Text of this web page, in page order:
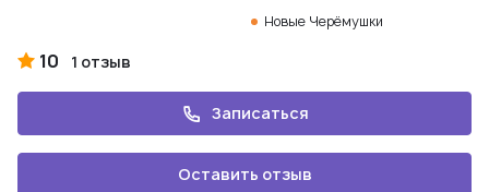
Новые Черёмушки
10 1 отзыв
Записаться
Оставить отзыв